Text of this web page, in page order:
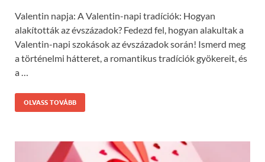
Valentin napja: A Valentin-napi tradíciók: Hogyan
alakították az évszázadok? Fedezd fel, hogyan alakultak a
Valentin-napi szokások az évszázadok során! Ismerd meg
a történelmi hátteret, a romantikus tradíciók gyökereit, és
a …
OLVASS TOVÁBB